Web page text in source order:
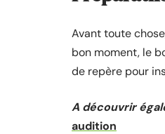
Avant toute
bon moment, le
de repère pour
A découvrir
audition